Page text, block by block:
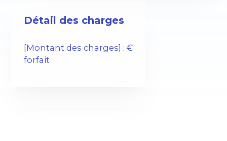
Détail des charges
[Montant des charges] : €
forfait